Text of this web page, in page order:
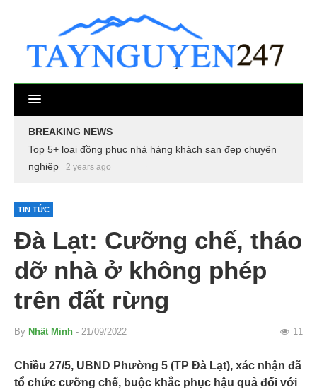
BREAKING NEWS
Top 5+ loại đồng phục nhà hàng khách sạn đẹp chuyên
nghiệp
2 years ago
TIN TỨC
Đà Lạt: Cưỡng chế, tháo
dỡ nhà ở không phép
trên đất rừng
By Nhất Minh - 21/09/2022 11
Chiều 27/5, UBND Phường 5 (TP Đà Lạt), xác nhận đã
tổ chức cưỡng chế, buộc khắc phục hậu quả đối với